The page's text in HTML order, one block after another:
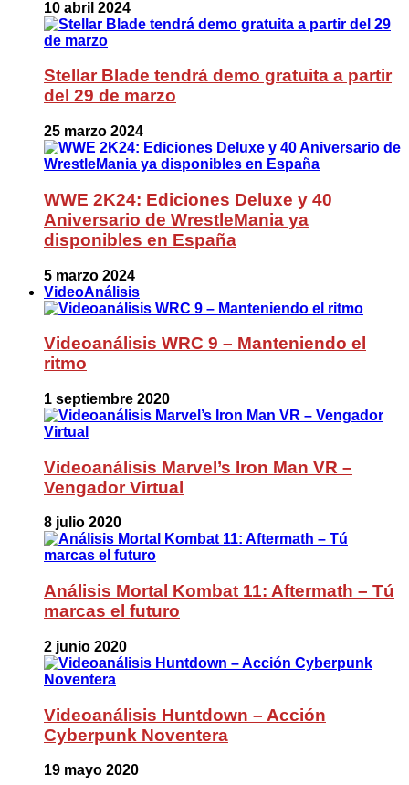
10 abril 2024
Stellar Blade tendrá demo gratuita a partir
del 29 de marzo
25 marzo 2024
WWE 2K24: Ediciones Deluxe y 40
Aniversario de WrestleMania ya
disponibles en España
5 marzo 2024
VideoAnálisis
Videoanálisis WRC 9 – Manteniendo el
ritmo
1 septiembre 2020
Videoanálisis Marvel’s Iron Man VR –
Vengador Virtual
8 julio 2020
Análisis Mortal Kombat 11: Aftermath – Tú
marcas el futuro
2 junio 2020
Videoanálisis Huntdown – Acción
Cyberpunk Noventera
19 mayo 2020